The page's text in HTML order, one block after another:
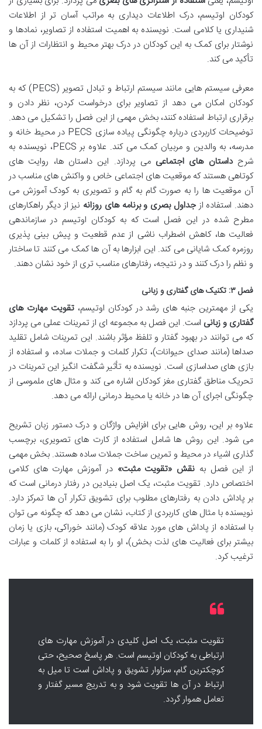
کودکان اوتیسم، درک اطلاعات دیداری به مراتب آسان تر از اطلاعات
شنیداری یا کلامی است. نویسنده به اهمیت استفاده از تصاویر، نمادها و
نوشتار برای کمک به این کودکان در درک بهتر محیط و انتظارات از آن ها
تأکید می کند.
معرفی سیستم هایی مانند سیستم ارتباط و تبادل تصویر (PECS) که به
کودکان امکان می دهد از تصاویر برای درخواست کردن، نظر دادن و
برقراری ارتباط استفاده کنند، بخش مهمی از این فصل را تشکیل می دهد.
توضیحات کاربردی درباره چگونگی پیاده سازی PECS در محیط خانه و
مدرسه، به والدین و مربیان کمک می کند. علاوه بر PECS، نویسنده به
شرحداستان های اجتماعی می پردازد. این داستان ها، روایت های
کوتاهی هستند که موقعیت های اجتماعی خاص و واکنش های مناسب در
آن موقعیت ها را به صورت گام به گام و تصویری به کودک آموزش می
دهند. استفاده ازجداول بصری و برنامه های روزانه نیز از دیگر راهکارهای
مطرح شده در این فصل است که به کودکان اوتیسم در سازماندهی
فعالیت ها، کاهش اضطراب ناشی از عدم قطعیت و پیش بینی پذیری
روزمره کمک شایانی می کند. این ابزارها به آن ها کمک می کنند تا ساختار
و نظم را درک کنند و در نتیجه، رفتارهای مناسب تری از خود نشان دهند.
فصل ۳: تکنیک های گفتاری و زبانی
یکی از مهمترین جنبه های رشد در کودکان اوتیسم،تقویت مهارت های
گفتاری و زبانی است. این فصل به مجموعه ای از تمرینات عملی می پردازد
که می توانند در بهبود گفتار و تلفظ مؤثر باشند. این تمرینات شامل تقلید
صداها (مانند صدای حیوانات)، تکرار کلمات و جملات ساده، و استفاده از
بازی های صداسازی است. نویسنده به تأثیر شگفت انگیز این تمرینات در
تحریک مناطق گفتاری مغز کودکان اشاره می کند و مثال های ملموسی از
چگونگی اجرای آن ها در خانه یا محیط درمانی ارائه می دهد.
علاوه بر این، روش هایی برای افزایش واژگان و درک دستور زبان تشریح
می شود. این روش ها شامل استفاده از کارت های تصویری، برچسب
گذاری اشیاء در محیط و تمرین ساخت جملات ساده هستند. بخش مهمی
از این فصل به نقش «تقویت مثبت» در آموزش مهارت های کلامی
اختصاص دارد. تقویت مثبت، یک اصل بنیادین در رفتار درمانی است که
بر پاداش دادن به رفتارهای مطلوب برای تشویق تکرار آن ها تمرکز دارد.
نویسنده با مثال های کاربردی از کتاب، نشان می دهد که چگونه می توان
با استفاده از پاداش های مورد علاقه کودک (مانند خوراکی، بازی یا زمان
بیشتر برای فعالیت های لذت بخش)، او را به استفاده از کلمات و عبارات
ترغیب کرد.
تقویت مثبت، یک اصل کلیدی در آموزش مهارت های
ارتباطی به کودکان اوتیسم است. هر پاسخ صحیح، حتی
کوچکترین گام، سزاوار تشویق و پاداش است تا میل به
ارتباط در آن ها تقویت شود و به تدریج مسیر گفتار و
تعامل هموار گردد.